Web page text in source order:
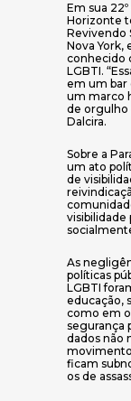
Em sua
Horizonte
Revivendo
Nova York,
conhecido
LGBTI.
em um bar
um marco
de orgulho
Dalcira.
Sobre a
um ato
de
visibilidade
As
políticas
LGBTI
educação,
como em
segurança
dados não
ficam
os de